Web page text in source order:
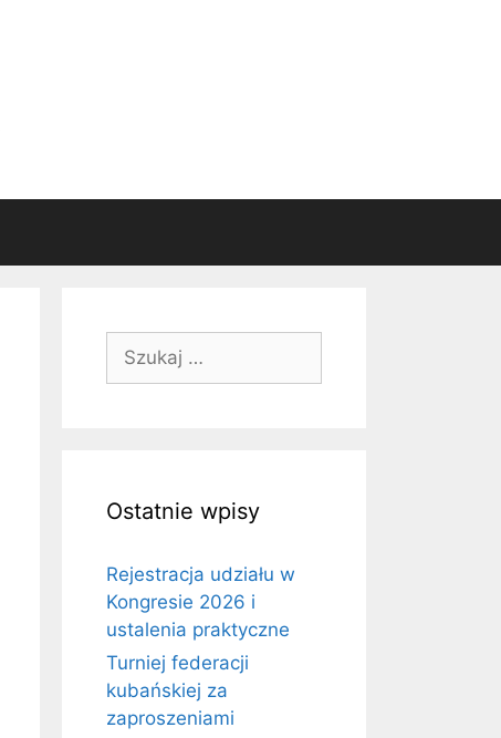
Ostatnie wpisy
Rejestracja udziału w
Kongresie 2026 i
ustalenia praktyczne
Turniej federacji
kubańskiej za
zaproszeniami